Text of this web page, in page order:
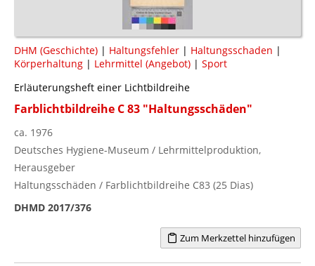
DHM (Geschichte) | Haltungsfehler | Haltungsschaden |
Körperhaltung | Lehrmittel (Angebot) | Sport
Erläuterungsheft einer Lichtbildreihe
Farblichtbildreihe C 83 "Haltungsschäden"
ca. 1976
Deutsches Hygiene-Museum / Lehrmittelproduktion,
Herausgeber
Haltungsschäden / Farblichtbildreihe C83 (25 Dias)
DHMD 2017/376
Zum Merkzettel hinzufügen